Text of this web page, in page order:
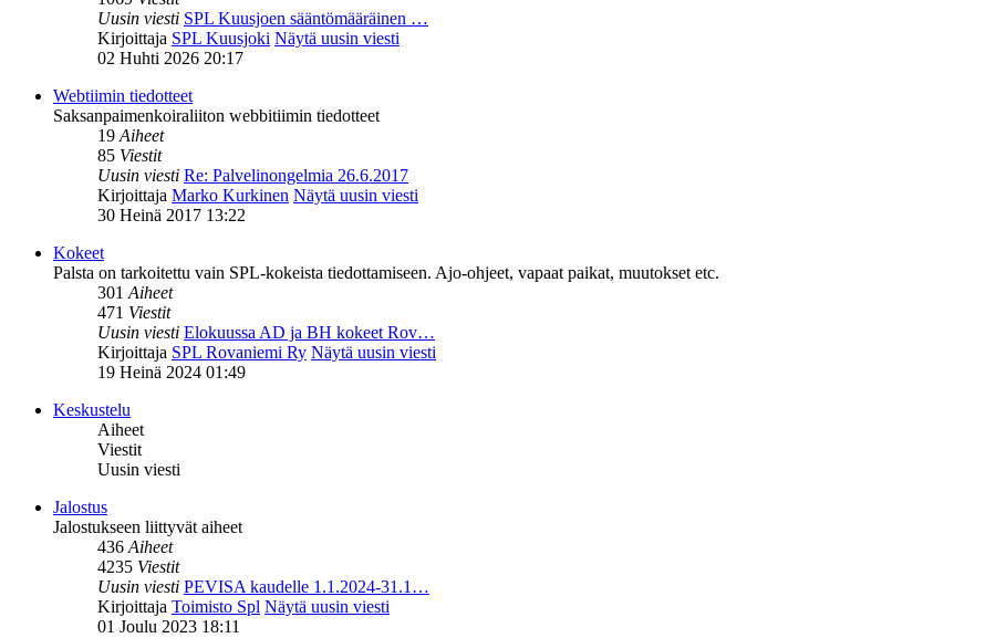
Uusin viesti SPL Kuusjoen sääntömääräinen …
Kirjoittaja SPL Kuusjoki Näytä uusin viesti
02 Huhti 2026 20:17
Webtiimin tiedotteet
Saksanpaimenkoiraliiton webbitiimin tiedotteet
19Aiheet
85 Viestit
Uusin viesti Re: Palvelinongelmia 26.6.2017
Kirjoittaja Marko Kurkinen Näytä uusin viesti
30 Heinä 2017 13:22
Kokeet
Palsta on tarkoitettu vain SPL-kokeista tiedottamiseen. Ajo-ohjeet, vapaat paikat, muutokset etc.
301Aiheet
471 Viestit
Uusin viesti Elokuussa AD ja BH kokeet Rov…
Kirjoittaja SPL Rovaniemi Ry Näytä uusin viesti
19 Heinä 2024 01:49
Keskustelu
Aiheet
Viestit
Uusin viesti
Jalostus
Jalostukseen liittyvät aiheet
436Aiheet
4235 Viestit
Uusin viesti PEVISA kaudelle 1.1.2024-31.1…
Kirjoittaja Toimisto Spl Näytä uusin viesti
01 Joulu 2023 18:11